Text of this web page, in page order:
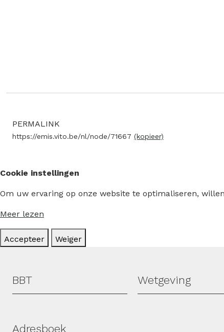
PERMALINK
https://emis.vito.be/nl/node/71667 (kopieer)
Cookie instellingen
Om uw ervaring op onze website te optimaliseren,
Meer lezen
Accepteer Weiger
Hoofdmenu
BBT Wetgeving
Adresboek